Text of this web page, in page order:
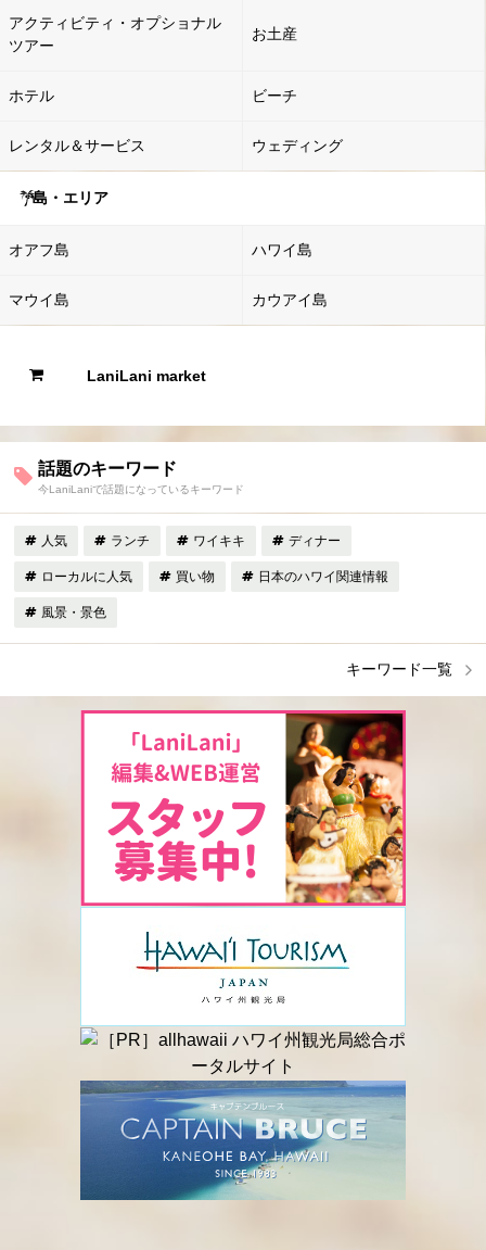
アクティビティ・オプショナル
ツアー
お土産
ホテル ビーチ
レンタル＆サービス ウェディング
島・エリア
オアフ島 ハワイ島
マウイ島 カウアイ島
LaniLani market
話題のキーワード
今LaniLaniで話題になっているキーワード
人気 ランチ ワイキキ ディナー
ローカルに人気 買い物 日本のハワイ関連情報
風景・景色
キーワード一覧